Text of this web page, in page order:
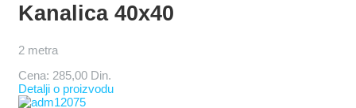
Kanalica 40x40
2 metra
Cena: 285,00 Din.
Detalji o proizvodu